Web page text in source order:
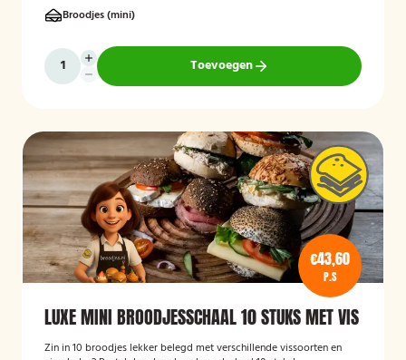
Broodjes (mini)
Toevoegen
€43,60
P.S
LUXE MINI BROODJESSCHAAL 10 STUKS MET VIS
Zin in 10 broodjes lekker belegd met verschillende vissoorten en